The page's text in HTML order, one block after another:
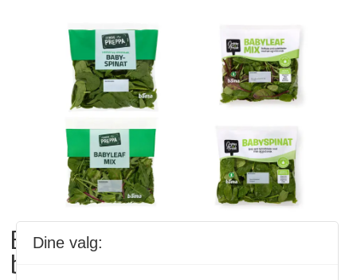
Bama tilbakekaller
babyspinat og babyleaf mix
Dine valg: